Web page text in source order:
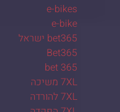
e-bikes
e-bike
bet365 ישראל
Bet365
bet 365
7XL משיכה
7XL להורדה